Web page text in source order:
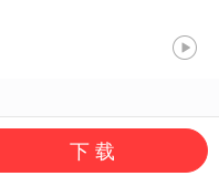
下 载